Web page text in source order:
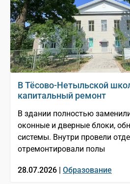
В Тёсово-Нетыльской
капитальный ремонт
В здании полностью
оконные и дверные блоки,
системы. Внутри провели
отремонтировали полы
28.07.2026 | Образование